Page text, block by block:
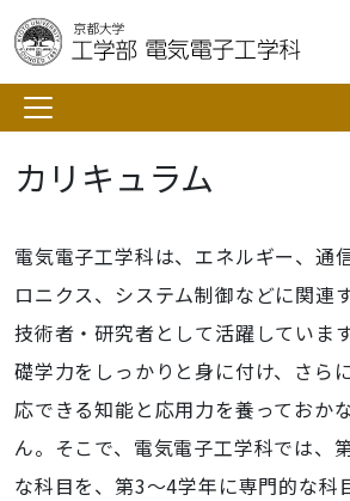
カリキュラム
電気電子工学科は、エネルギー、通
ロニクス、システム制御などに関連
技術者・研究者として活躍していま
礎学力をしっかりと身に付け、さら
応できる知能と応用力を養っておか
ん。そこで、電気電子工学科では、
な科目を、第3～4学年に専門的な科